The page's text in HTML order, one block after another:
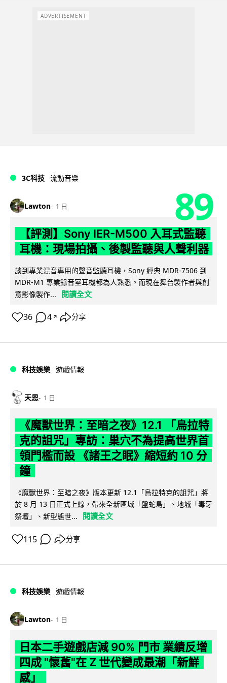
ADVERTISEMENT
3C科技 流動音樂
Lawton 1 日 89
【評測】Sony IER-M500 入耳式監聽
耳機：現場拍攝、後製監聽與人聲利器
談到專業混音專用的聲音監聽耳機，Sony 經典 MDR-7506 到
MDR-M1 專業錄音室耳機都為人熟悉。而現在舞台製作者與創
意影像製作...
閱讀全文
36 4 ↗ 分享
科技娛樂 遊戲情報
天恩 1 日
《魔獸世界：至暗之夜》12.1 「烏拉特
克的詛咒」專訪：巢穴不為提高世界首
領門檻而設 《諸王之眠》縮短約 10 分
鐘
《魔獸世界：至暗之夜》版本更新 12.1「烏拉特克的詛咒」將
於 8 月 13 日正式上線，帶來全新區域「盤蛇島」、地城「毒牙
祭壇」、新型態世...
閱讀全文
115 分享
科技娛樂 遊戲情報
Lawton 1 日
日本二手遊戲店減 90% 門市 業績反增
四成 "懷舊"在 Z 世代變成最潮「新鮮
感」